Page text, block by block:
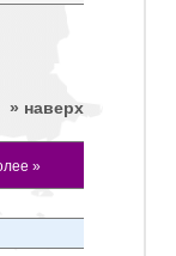
» наверх
»